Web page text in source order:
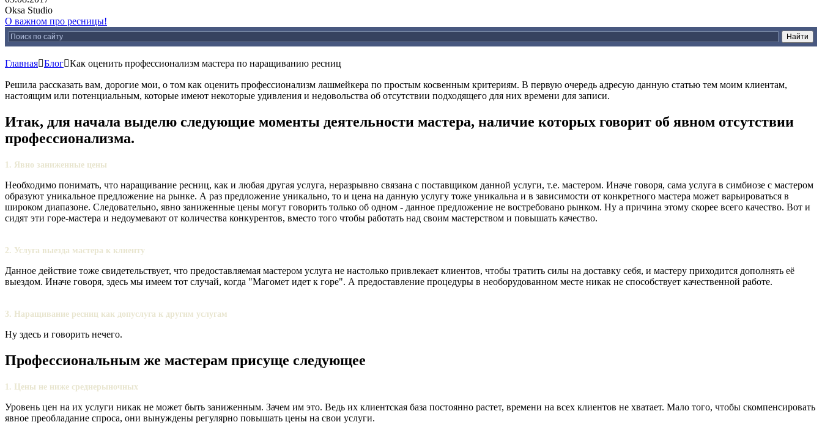
Oksa Studio
О важном про ресницы!
ГлавнаяБлогКак оценить профессионализм мастера по наращиванию ресниц
Решила рассказать вам, дорогие мои, о том как оценить профессионализм лашмейкера по простым косвенным критериям. В первую очередь адресую данную статью тем моим клиентам,
настоящим или потенциальным, которые имеют некоторые удивления и недовольства об отсутствии подходящего для них времени для записи.
Итак, для начала выделю следующие моменты деятельности мастера, наличие которых говорит об явном отсутствии
профессионализма.
1. Явно заниженные цены
Необходимо понимать, что наращивание ресниц, как и любая другая услуга, неразрывно связана с поставщиком данной услуги, т.е. мастером. Иначе говоря, сама услуга в симбиозе с мастером
образуют уникальное предложение на рынке. А раз предложение уникально, то и цена на данную услугу тоже уникальна и в зависимости от конкретного мастера может варьироваться в
широком диапазоне. Следовательно, явно заниженные цены могут говорить только об одном - данное предложение не востребовано рынком. Ну а причина этому скорее всего качество. Вот и
сидят эти горе-мастера и недоумевают от количества конкурентов, вместо того чтобы работать над своим мастерством и повышать качество.
2. Услуга выезда мастера к клиенту
Данное действие тоже свидетельствует, что предоставляемая мастером услуга не настолько привлекает клиентов, чтобы тратить силы на доставку себя, и мастеру приходится дополнять её
выездом. Иначе говоря, здесь мы имеем тот случай, когда "Магомет идет к горе". А предоставление процедуры в необорудованном месте никак не способствует качественной работе.
3. Наращивание ресниц как допуслуга к другим услугам
Ну здесь и говорить нечего.
Профессиональным же мастерам присуще следующее
1. Цены не ниже среднерыночных
Уровень цен на их услуги никак не может быть заниженным. Зачем им это. Ведь их клиентская база постоянно растет, времени на всех клиентов не хватает. Мало того, чтобы скомпенсировать
явное преобладание спроса, они вынуждены регулярно повышать цены на свои услуги.